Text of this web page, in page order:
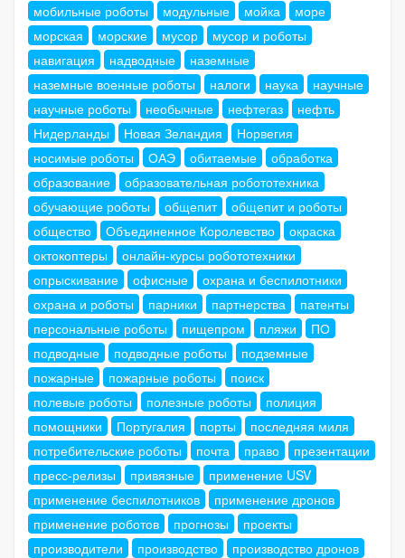
мобильные роботы
модульные мойка
море
морская
морские мусор
мусор и роботы
навигация
надводные
наземные
наземные военные роботы
налоги наука
научные
научные роботы
необычные нефтегаз
нефть
Нидерланды
Новая Зеландия
Норвегия
носимые роботы
ОАЭ обитаемые
обработка
образование
образовательная робототехника
обучающие роботы
общепит
общепит и роботы
общество
Объединенное Королевство
окраска
октокоптеры
онлайн-курсы робототехники
опрыскивание
офисные
охрана и беспилотники
охрана и роботы
парники партнерства
патенты
персональные роботы
пищепром пляжи
ПО
подводные
подводные роботы
подземные
пожарные
пожарные роботы
поиск
полевые роботы
полезные роботы
полиция
помощники
Португалия порты
последняя миля
потребительские роботы
почта право
презентации
пресс-релизы
привязные
применение USV
применение беспилотников
применение дронов
применение роботов
прогнозы
проекты
производители
производство
производство дронов